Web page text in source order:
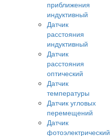
приближения
индуктивный
Датчик
расстояния
индуктивный
Датчик
расстояния
оптический
Датчик
температуры
Датчик угловых
перемещений
Датчик
фотоэлектрический